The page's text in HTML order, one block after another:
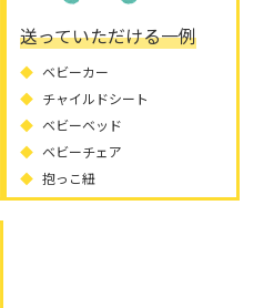
送っていただける一例
ベビーカー
チャイルドシート
ベビーベッド
ベビーチェア
抱っこ紐